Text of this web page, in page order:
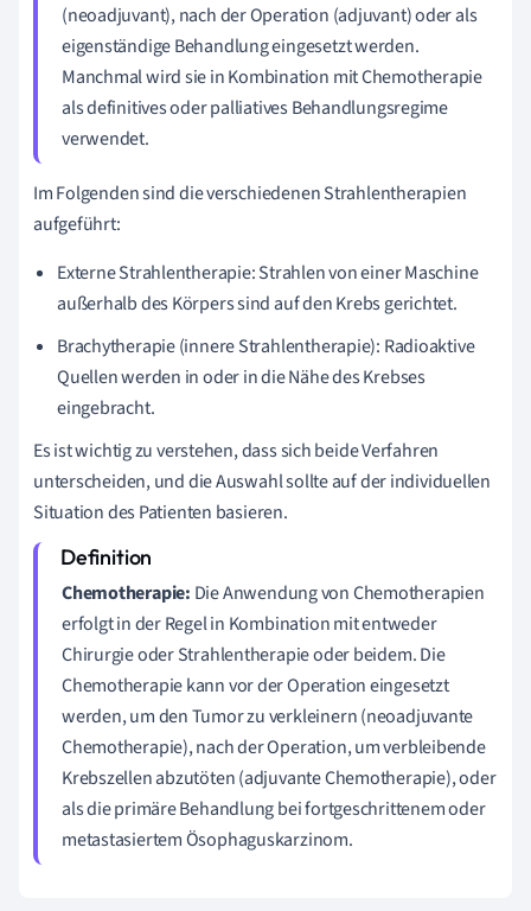
(neoadjuvant), nach der Operation (adjuvant) oder als
eigenständige Behandlung eingesetzt werden.
Manchmal wird sie in Kombination mit Chemotherapie
als definitives oder palliatives Behandlungsregime
verwendet.
Im Folgenden sind die verschiedenen Strahlentherapien
aufgeführt:
Externe Strahlentherapie: Strahlen von einer Maschine
außerhalb des Körpers sind auf den Krebs gerichtet.
Brachytherapie (innere Strahlentherapie): Radioaktive
Quellen werden in oder in die Nähe des Krebses
eingebracht.
Es ist wichtig zu verstehen, dass sich beide Verfahren
unterscheiden, und die Auswahl sollte auf der individuellen
Situation des Patienten basieren.
Chemotherapie: Die Anwendung von Chemotherapien
erfolgt in der Regel in Kombination mit entweder
Chirurgie oder Strahlentherapie oder beidem. Die
Chemotherapie kann vor der Operation eingesetzt
werden, um den Tumor zu verkleinern (neoadjuvante
Chemotherapie), nach der Operation, um verbleibende
Krebszellen abzutöten (adjuvante Chemotherapie), oder
als die primäre Behandlung bei fortgeschrittenem oder
metastasiertem Ösophaguskarzinom.